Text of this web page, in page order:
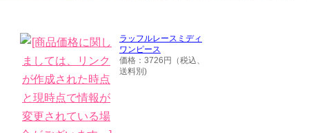
ラッフルレースミディ
ワンピース
価格：3726円（税込、
送料別)